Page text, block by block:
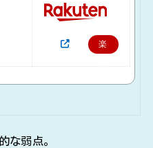
楽
な弱点。